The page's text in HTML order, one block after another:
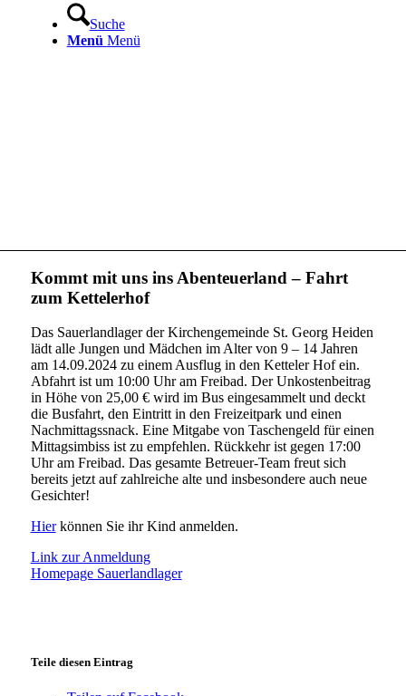
Suche
Menü Menü
Kommt mit uns ins Abenteuerland – Fahrt
zum Kettelerhof
Das Sauerlandlager der Kirchengemeinde St. Georg Heiden
lädt alle Jungen und Mädchen im Alter von 9 – 14 Jahren
am 14.09.2024 zu einem Ausflug in den Ketteler Hof ein.
Abfahrt ist um 10:00 Uhr am Freibad. Der Unkostenbeitrag
in Höhe von 25,00 € wird im Bus eingesammelt und deckt
die Busfahrt, den Eintritt in den Freizeitpark und einen
Nachmittagssnack. Eine Mitgabe von Taschengeld für einen
Mittagsimbiss ist zu empfehlen. Rückkehr ist gegen 17:00
Uhr am Freibad. Das gesamte Betreuer-Team freut sich
bereits jetzt auf zahlreiche alte und insbesondere auch neue
Gesichter!
Hierkönnen Sie ihr Kind anmelden.
Link zur Anmeldung
Homepage Sauerlandlager
Teile diesen Eintrag